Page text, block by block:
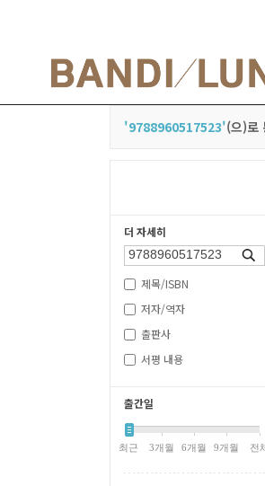
검색
'9788960517523'(으)로
더 자세히
검색
제목/ISBN
저자/역자
출판사
서평 내용
출간일
최근 3개월 6개월 9개월 전